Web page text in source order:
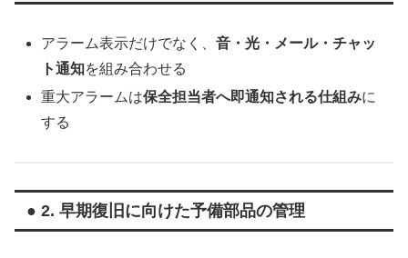
アラーム表示だけでなく、音・光・メール・チャッ
ト通知を組み合わせる
重大アラームは保全担当者へ即通知される仕組みに
する
● 2. 早期復旧に向けた予備部品の管理